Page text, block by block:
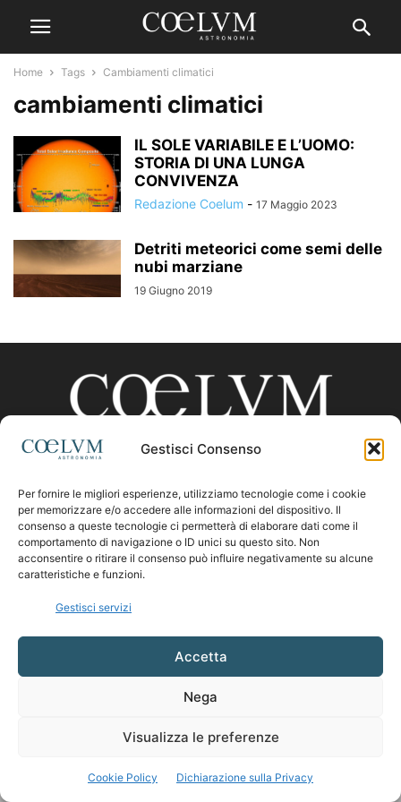
Gestisci Consenso
Per fornire le migliori esperienze, utilizziamo tecnologie come i cookie
per memorizzare e/o accedere alle informazioni del dispositivo. Il
consenso a queste tecnologie ci permetterà di elaborare dati come il
comportamento di navigazione o ID unici su questo sito. Non
acconsentire o ritirare il consenso può influire negativamente su alcune
caratteristiche e funzioni.
Gestisci servizi
Accetta
Nega
Visualizza le preferenze
Cookie Policy Dichiarazione sulla Privacy
Home Tags Cambiamenti climatici
cambiamenti climatici
IL SOLE VARIABILE E L’UOMO:
STORIA DI UNA LUNGA
CONVIVENZA
Redazione Coelum - 17 Maggio 2023
Detriti meteorici come semi delle
nubi marziane
19 Giugno 2019
CHI SIAMO
Contattaci:coelumastro@coelum.com